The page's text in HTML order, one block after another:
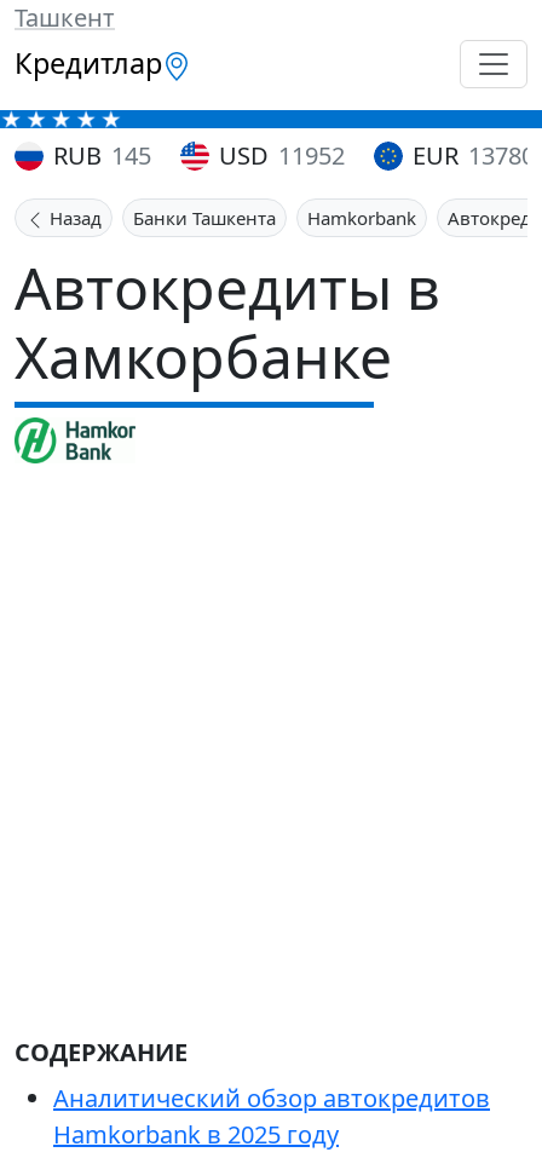
Ташкент
Кредитлар
RUB 145 USD 11952 EUR 13780
Назад Банки Ташкента Hamkorbank
Автокредиты в
Хамкорбанке
СОДЕРЖАНИЕ
Аналитический обзор автокредитов
Hamkorbank в 2025 году